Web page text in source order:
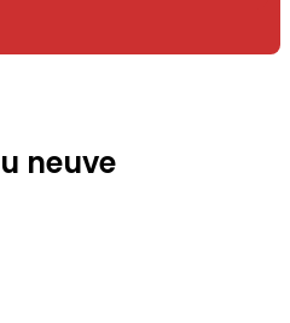
neuve